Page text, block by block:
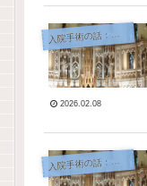
入 院手術の話：顎下腺腫瘍
2026.02.08
入